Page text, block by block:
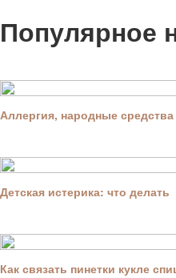
Популярное
Аллергия, народные средства
Детская истерика: что делать
Как связать пинетки кукле